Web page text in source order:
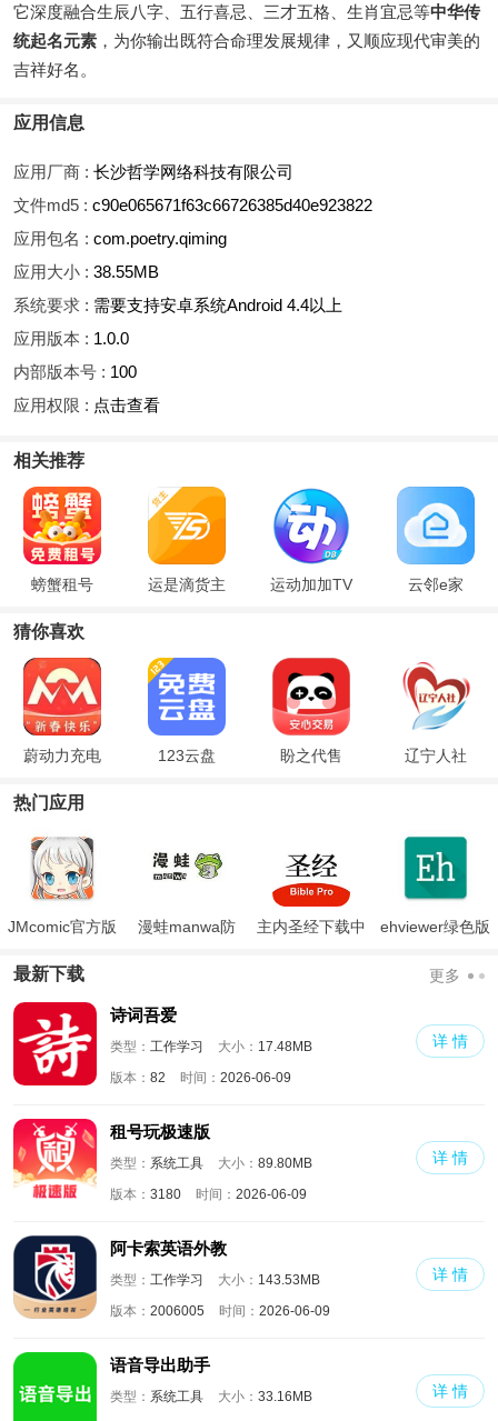
它深度融合生辰八字、五行喜忌、三才五格、生肖宜忌等中华传
统起名元素 ，为你输出既符合命理发展规律，又顺应现代审美的
吉祥好名。
应用信息
应用厂商 : 长沙哲学网络科技有限公司
文件md5 : c90e065671f63c66726385d40e923822
应用包名 : com.poetry.qiming
应用大小 : 38.55MB
系统要求 : 需要支持安卓系统Android 4.4以上
应用版本 : 1.0.0
内部版本号 : 100
应用权限 : 点击查看
相关推荐
螃蟹租号 运是滴货主 运动加加TV 云邻e家
猜你喜欢
蔚动力充电 123云盘 盼之代售 辽宁人社
热门应用
JMcomic官方版
漫蛙manwa防
主内圣经下载中
ehviewer绿色版
最新下载 更多
诗词吾爱
类型： 工作学习 大小： 17.48MB
版本： 82 时间： 2026-06-09
详 情
租号玩极速版
类型： 系统工具 大小： 89.80MB
版本： 3180 时间： 2026-06-09
详 情
阿卡索英语外教
类型： 工作学习 大小： 143.53MB
版本： 2006005 时间： 2026-06-09
详 情
语音导出助手
类型： 系统工具 大小： 33.16MB
详 情